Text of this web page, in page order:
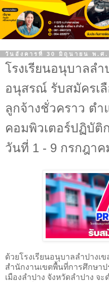
วันอังคารที่ 30 มิถุนายน พ.ศ.
โรงเรียนอนุบาลล
อนุสรณ์ รับสมัครเ
ลูกจ้างชั่วคราว ตำ
คอมพิวเตอร์ปฏิบัติ
วันที่ 1 - 9 กรกฎาค
ด้วยโรงเรียนอนุบาลลำปาง
สำนักงานเขตพื้นที่การศึกษาป
เมืองลำปาง จังหวัดลำปาง จ